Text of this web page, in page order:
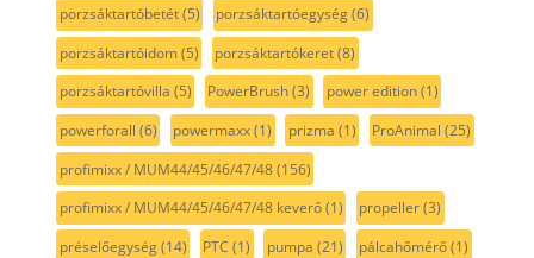
porzsáktartóbetét(5) porzsáktartóegység(6)
porzsáktartóidom(5) porzsáktartókeret(8)
porzsáktartóvilla (5) PowerBrush(3) power edition(1)
powerforall (6) powermaxx(1) prizma (1) ProAnimal (25)
profimixx / MUM44/45/46/47/48(156)
profimixx / MUM44/45/46/47/48 keverő(1) propeller(3)
préselőegység(14) PTC (1) pumpa (21) pálcahőmérő(1)